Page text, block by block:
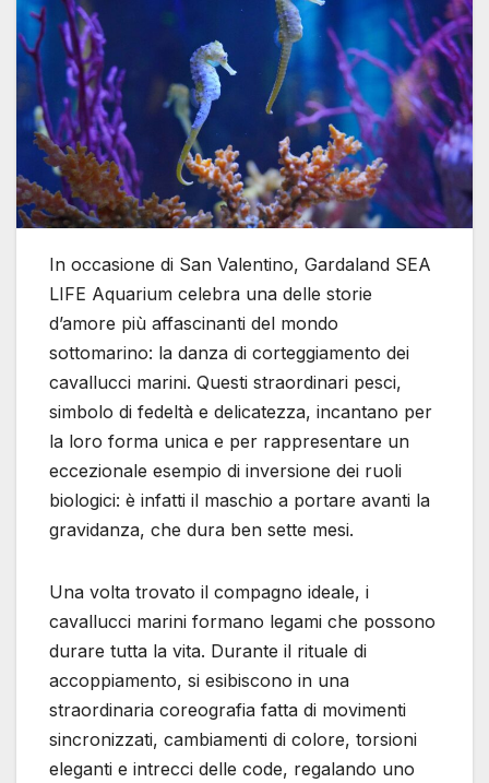
In occasione di San Valentino, Gardaland SEA
LIFE Aquarium celebra una delle storie
d’amore più affascinanti del mondo
sottomarino: la danza di corteggiamento dei
cavallucci marini. Questi straordinari pesci,
simbolo di fedeltà e delicatezza, incantano per
la loro forma unica e per rappresentare un
eccezionale esempio di inversione dei ruoli
biologici: è infatti il maschio a portare avanti la
gravidanza, che dura ben sette mesi.
Una volta trovato il compagno ideale, i
cavallucci marini formano legami che possono
durare tutta la vita. Durante il rituale di
accoppiamento, si esibiscono in una
straordinaria coreografia fatta di movimenti
sincronizzati, cambiamenti di colore, torsioni
eleganti e intrecci delle code, regalando uno